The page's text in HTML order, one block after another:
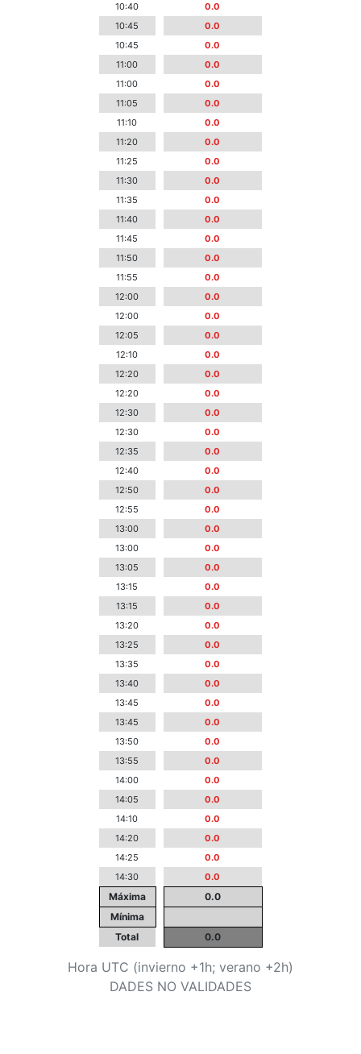
Hora UTC (invierno +1h; verano +2h)
DADES NO VALIDADES
10:40
0.0
10:45
0.0
10:45
0.0
11:00
0.0
11:00
0.0
11:05
0.0
11:10
0.0
11:20
0.0
11:25
0.0
11:30
0.0
11:35
0.0
11:40
0.0
11:45
0.0
11:50
0.0
11:55
0.0
12:00
0.0
12:00
0.0
12:05
0.0
12:10
0.0
12:20
0.0
12:20
0.0
12:30
0.0
12:30
0.0
12:35
0.0
12:40
0.0
12:50
0.0
12:55
0.0
13:00
0.0
13:00
0.0
13:05
0.0
13:15
0.0
13:15
0.0
13:20
0.0
13:25
0.0
13:35
0.0
13:40
0.0
13:45
0.0
13:45
0.0
13:50
0.0
13:55
0.0
14:00
0.0
14:05
0.0
14:10
0.0
14:20
0.0
14:25
0.0
14:30
0.0
Máxima
0.0
Mínima
Total
0.0